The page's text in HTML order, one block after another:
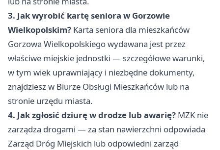
3. Jak wyrobić kartę seniora w Gorzowie
Wielkopolskim? Karta seniora dla mieszkańców
Gorzowa Wielkopolskiego wydawana jest przez
właściwe miejskie jednostki — szczegółowe warunki,
w tym wiek uprawniający i niezbędne dokumenty,
znajdziesz w Biurze Obsługi Mieszkańców lub na
stronie urzędu miasta.
4. Jak zgłosić dziurę w drodze lub awarię? MZK nie
zarządza drogami — za stan nawierzchni odpowiada
Zarząd Dróg Miejskich lub odpowiedni zarząd